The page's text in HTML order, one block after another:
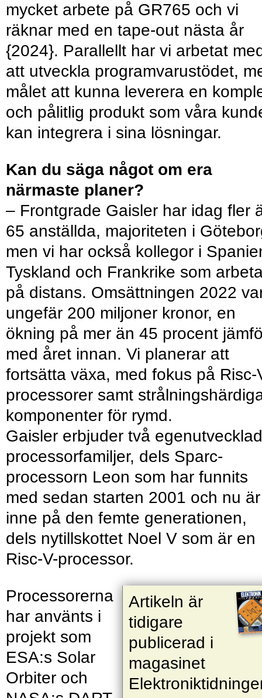
mycket arbete på GR765 och vi
räknar med en tape-out nästa år
{2024}. Parallellt har vi arbetat
att utveckla programvarustödet,
målet att kunna leverera en
och pålitlig produkt som våra
kan integrera i sina lösningar.
Kan du säga något om era
närmaste planer?
– Frontgrade Gaisler har idag fler
65 anställda, majoriteten i
men vi har också kollegor i
Tyskland och Frankrike som
på distans. Omsättningen 2022
ungefär 200 miljoner kronor, en
ökning på mer än 45 procent
med året innan. Vi planerar att
fortsätta växa, med fokus på Risc-
processorer samt
komponenter för rymd.
Gaisler erbjuder två
processorfamiljer, dels Sparc-
processorn Leon som har funnits
med sedan starten 2001 och nu är
inne på den femte generationen,
dels nytillskottet Noel V som är en
Risc-V-processor.
Artikeln är
tidigare
publicerad i
magasinet
Processorerna
har använts i
projekt som
ESA:s Solar
Orbiter och